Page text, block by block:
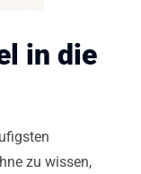
in die
zu wissen,